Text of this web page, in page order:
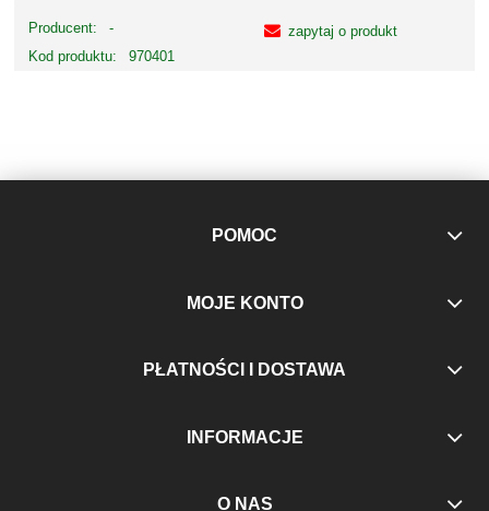
Producent:
-
Kod produktu:
970401
zapytaj o produkt
POMOC
MOJE KONTO
PŁATNOŚCI I DOSTAWA
INFORMACJE
O NAS